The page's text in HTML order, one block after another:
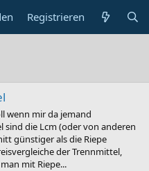
Registrieren
wenn mir da jemand
sind die Lcm (oder von anderen
günstiger als die Riepe
der Trennmittel,
mit Riepe...